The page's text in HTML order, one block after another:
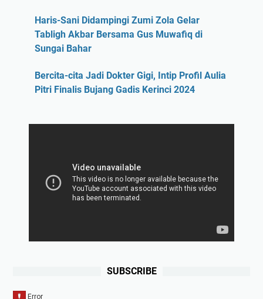
Haris-Sani Didampingi Zumi Zola Gelar
Tabligh Akbar Bersama Gus Muwafiq di
Sungai Bahar
Bercita-cita Jadi Dokter Gigi, Intip Profil Aulia
Pitri Finalis Bujang Gadis Kerinci 2024
SUBSCRIBE